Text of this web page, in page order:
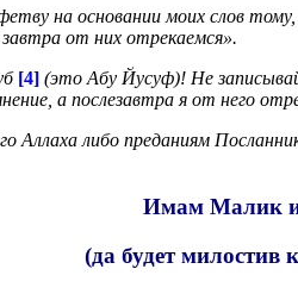
на основании моих слов
от них отрекаемся».
[4] (это Абу Йусуф)! Не
а послезавтра я от него
Аллаха либо преданиям
Имам Малик
(да будет милостив